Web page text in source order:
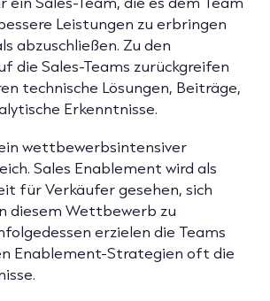
Leistungen zu erbringen
abzuschließen. Zu den
die Sales-Teams zurückgreifen
technische Lösungen, Beiträge,
Erkenntnisse.
wettbewerbsintensiver
Sales Enablement wird als
für Verkäufer gesehen, sich
diesem Wettbewerb zu
erzielen die Teams
Enablement-Strategien oft die